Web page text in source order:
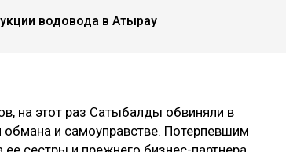
водовода в Атырау
на этот раз Сатыбалды обвиняли в
и самоуправстве. Потерпевшим